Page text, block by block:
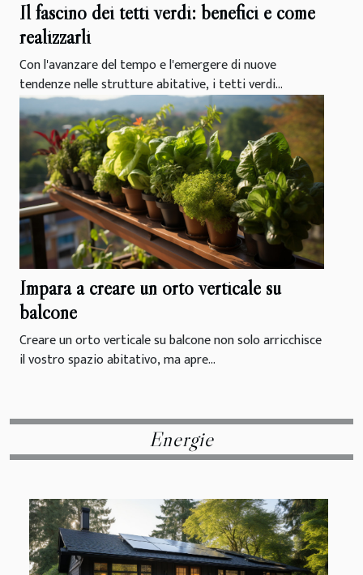
Il fascino dei tetti verdi: benefici e come
realizzarli
Con l'avanzare del tempo e l'emergere di nuove
tendenze nelle strutture abitative, i tetti verdi...
Impara a creare un orto verticale su
balcone
Creare un orto verticale su balcone non solo arricchisce
il vostro spazio abitativo, ma apre...
Energie